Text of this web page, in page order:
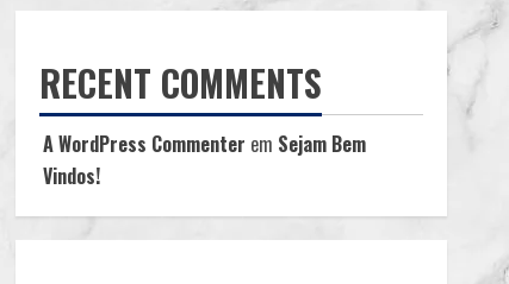
RECENT COMMENTS
A WordPress Commenter em Sejam Bem
Vindos!